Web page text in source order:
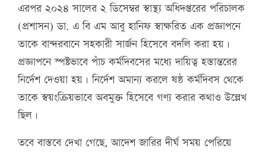
এরপর ২০২৪ সালের ২ ডিসেম্বর স্বাস্থ্য অধিদপ্তরের পরিচালক
(প্রশাসন) ডা. এ বি এম আবু হানিফ স্বাক্ষরিত এক প্রজ্ঞাপনে
তাকে বান্দরবানে সহকারী সার্জন হিসেবে বদলি করা হয়।
প্রজ্ঞাপনে স্পষ্টভাবে পাঁচ কর্মদিবসের মধ্যে দায়িত্ব হস্তান্তরের
নির্দেশ দেওয়া হয়। নির্দেশ অমান্য করলে ষষ্ঠ কর্মদিবস থেকে
তাকে স্বয়ংক্রিয়ভাবে অবমুক্ত হিসেবে গণ্য করার কথাও উল্লেখ
ছিল।
তবে বাস্তবে দেখা গেছে, আদেশ জারির দীর্ঘ সময় পেরিয়ে